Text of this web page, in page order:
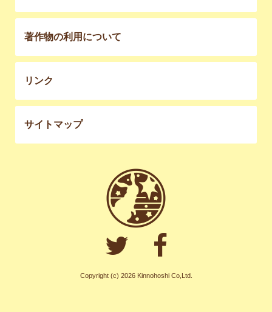
著作物の利用について
リンク
サイトマップ
Copyright (c) 2026 Kinnohoshi Co,Ltd.